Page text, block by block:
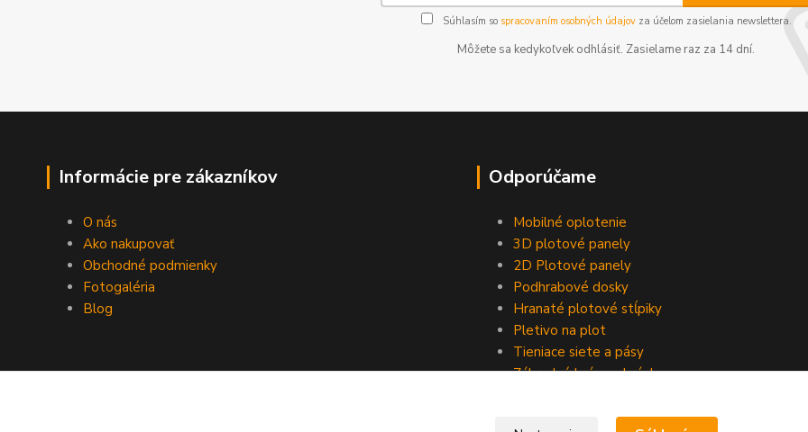
Súhlasím so spracovaním osobných údajovza účelom zasielania newslettera.
Môžete sa kedykoľvek odhlásiť. Zasielame raz za 14 dní.
Informácie pre zákazníkov
O nás
Ako nakupovať
Obchodné podmienky
Fotogaléria
Blog
Odporúčame
Mobilné oplotenie
3D plotové panely
2D Plotové panely
Podhrabové dosky
Hranaté plotové stĺpiky
Pletivo na plot
Tieniace siete a pásy
Záhradné brány a bránky